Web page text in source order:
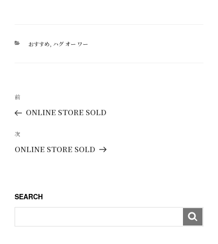
カ
おすすめ, ハグ オー ワー
投
ナ
ビ
ゲ
ン
過
去
投
稿
前
ONLINE STORE SOLD
次
の
次
ONLINE STORE SOLD
SEARCH